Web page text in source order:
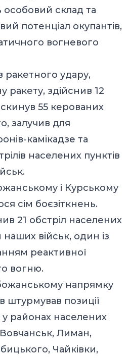
склад та
потенціал окупантів,
вогневого
ракетного удару,
ракету, здійснив 12
скинув 55 керованих
залучив для
камікадзе та
населених пунктів
і Курському
сім боєзіткнень.
21 обстріл населених
наших військ, один із
реактивної
вогню.
напрямку
штурмував позиції
у районах населених
Вовчанськ, Лиман,
Чайківки,